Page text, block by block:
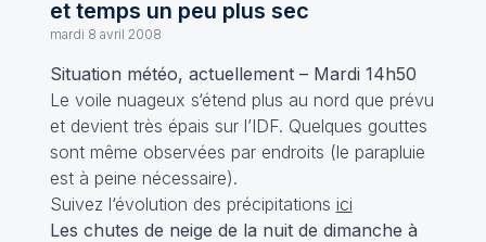
et temps un peu plus sec
mardi 8 avril 2008
Situation météo, actuellement – Mardi 14h50
Le voile nuageux s‘étend plus au nord que prévu
et devient très épais sur l’IDF. Quelques gouttes
sont même observées par endroits (le parapluie
est à peine nécessaire).
Suivez l‘évolution des précipitations ici
Les chutes de neige de la nuit de dimanche à